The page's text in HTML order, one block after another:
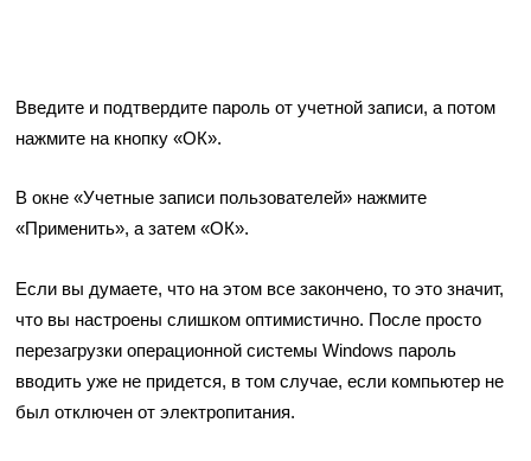
Введите и подтвердите пароль от учетной записи, а потом
нажмите на кнопку «ОК».
В окне «Учетные записи пользователей» нажмите
«Применить», а затем «ОК».
Если вы думаете, что на этом все закончено, то это значит,
что вы настроены слишком оптимистично. После просто
перезагрузки операционной системы Windows пароль
вводить уже не придется, в том случае, если компьютер не
был отключен от электропитания.